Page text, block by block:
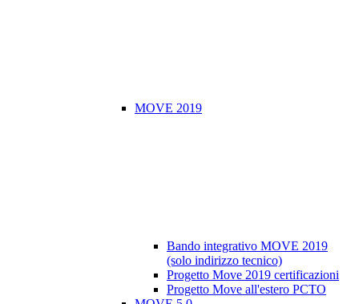
MOVE 2019
Bando integrativo MOVE 2019
(solo indirizzo tecnico)
Progetto Move 2019 certificazioni
Progetto Move all'estero PCTO